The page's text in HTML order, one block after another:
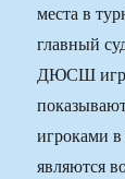
места в
главный
ДЮСШ
игроками
являются